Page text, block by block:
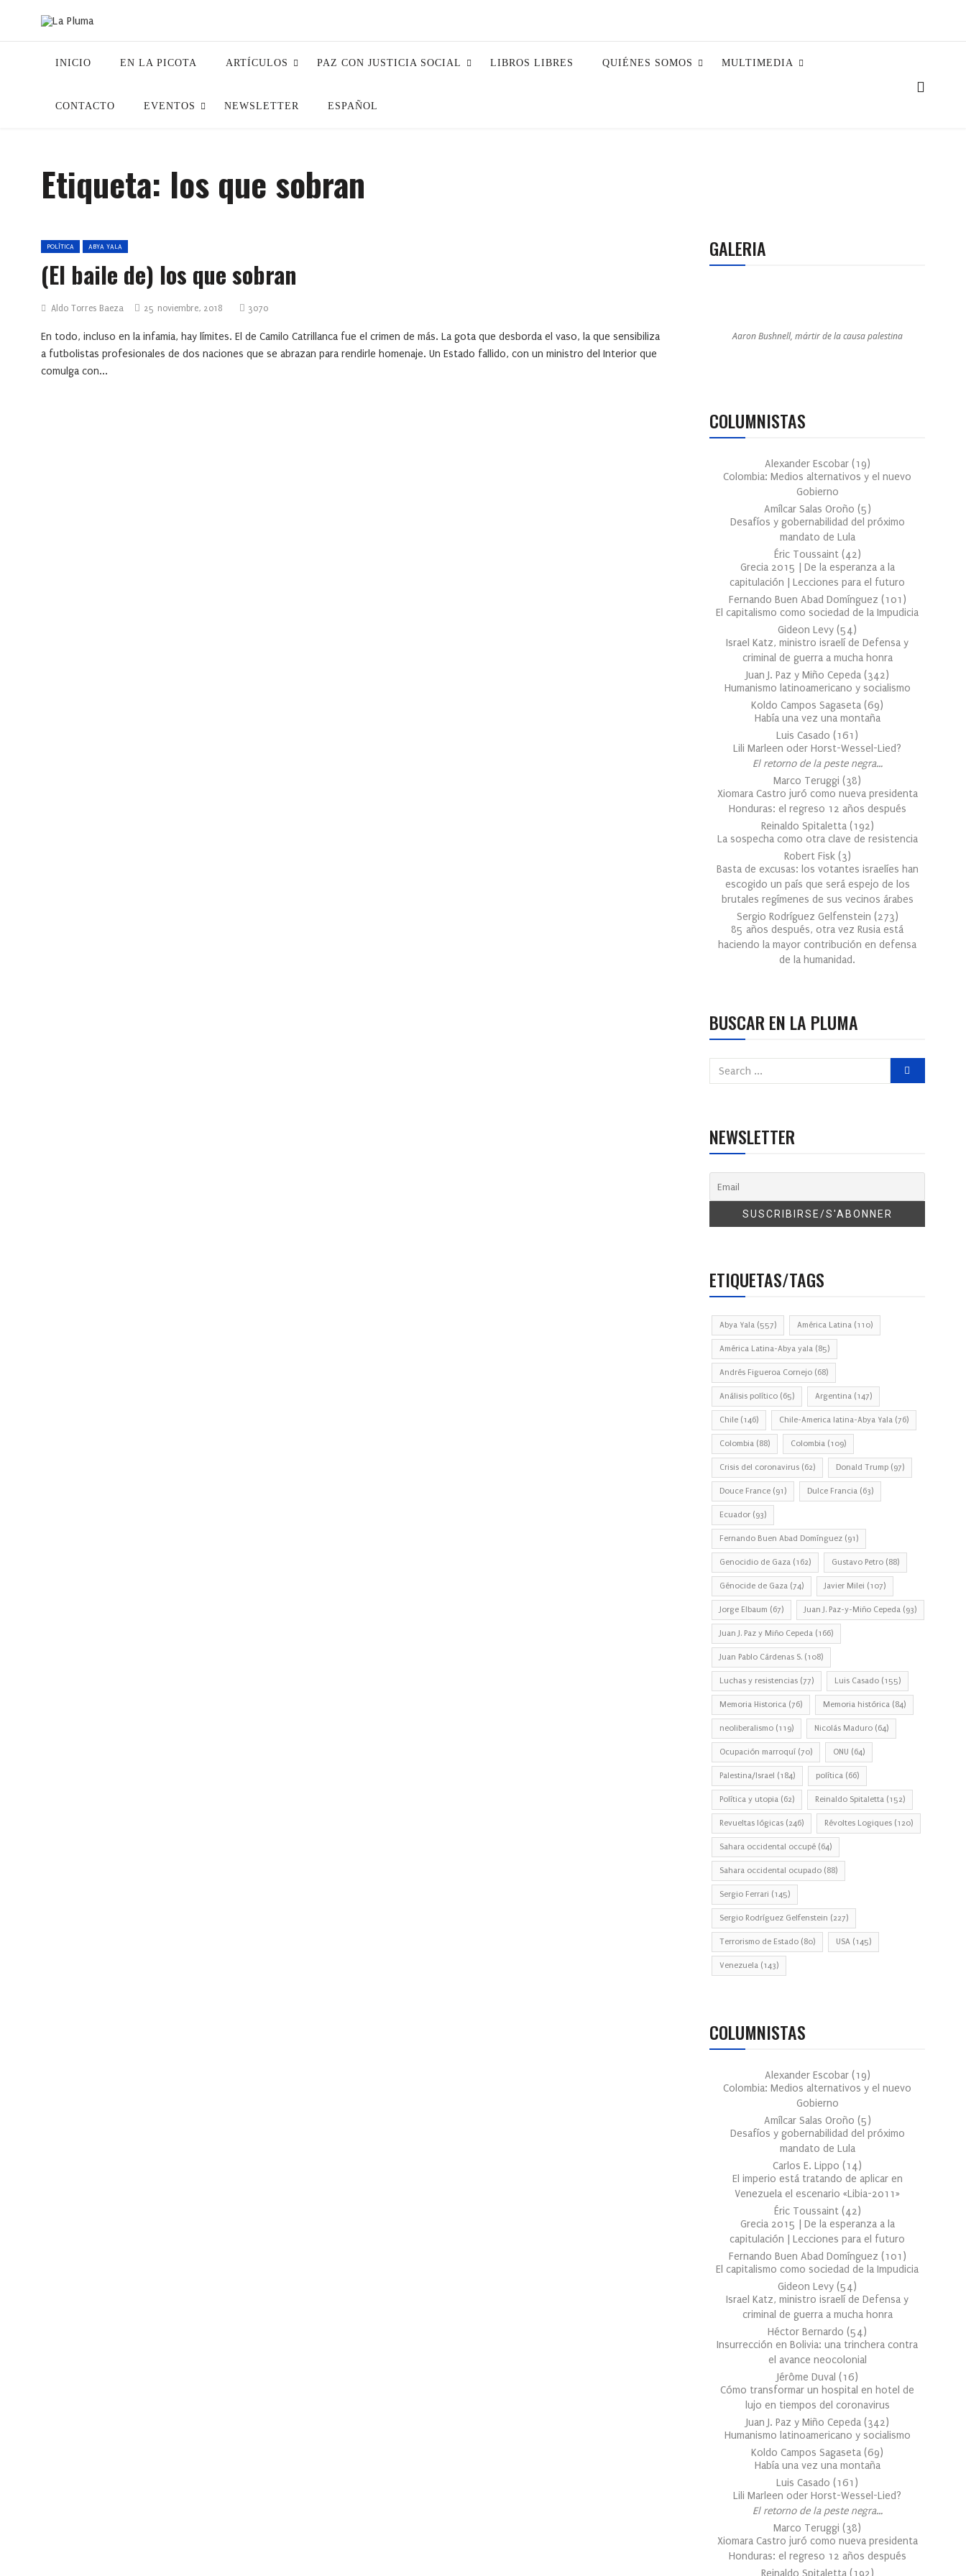
INICIO EN LA PICOTA ARTÍCULOS PAZ CON JUSTICIA SOCIAL LIBROS LIBRES QUIÉNES SOMOS MULTIMEDIA
CONTACTO EVENTOS NEWSLETTER ESPAÑOL
Etiqueta: los que sobran
POLÍTICA ABYA YALA
(El baile de) los que sobran
Aldo Torres Baeza 25 noviembre, 2018 3070
En todo, incluso en la infamia, hay límites. El de Camilo Catrillanca fue el crimen de más. La gota que desborda el vaso, la que sensibiliza
a futbolistas profesionales de dos naciones que se abrazan para rendirle homenaje. Un Estado fallido, con un ministro del Interior que
comulga con...
GALERIA
Aaron Bushnell, mártir de la causa palestina
COLUMNISTAS
Alexander Escobar (19)
Colombia: Medios alternativos y el nuevo
Gobierno
Amílcar Salas Oroño (5)
Desafíos y gobernabilidad del próximo
mandato de Lula
Éric Toussaint (42)
Grecia 2015 | De la esperanza a la
capitulación | Lecciones para el futuro
Fernando Buen Abad Domínguez (101 )
El capitalismo como sociedad de la Impudicia
Gideon Levy (54)
Israel Katz, ministro israelí de Defensa y
criminal de guerra a mucha honra
Juan J. Paz y Miño Cepeda (342)
Humanismo latinoamericano y socialismo
Koldo Campos Sagaseta (69)
Había una vez una montaña
Luis Casado (161 )
Lili Marleen oder Horst-Wessel-Lied?
El retorno de la peste negra…
Marco Teruggi (38)
Xiomara Castro juró como nueva presidenta
Honduras: el regreso 12 años después
Reinaldo Spitaletta (192)
La sospecha como otra clave de resistencia
Robert Fisk (3)
Basta de excusas: los votantes israelíes han
escogido un país que será espejo de los
brutales regímenes de sus vecinos árabes
Sergio Rodríguez Gelfenstein (273)
85 años después, otra vez Rusia está
haciendo la mayor contribución en defensa
de la humanidad.
BUSCAR EN LA PLUMA
NEWSLETTER
ETIQUETAS/TAGS
Abya Yala (557) América Latina (110)
América Latina-Abya yala (85)
Andrés Figueroa Cornejo (68)
Análisis político (65) Argentina (147)
Chile (146) Chile-America latina-Abya Yala (76)
Colombia (88) Colombia (109)
Crisis del coronavirus (62) Donald Trump (97)
Douce France (91) Dulce Francia (63)
Ecuador (93)
Fernando Buen Abad Domínguez (91)
Genocidio de Gaza (162) Gustavo Petro (88)
Génocide de Gaza (74) Javier Milei (107)
Jorge Elbaum (67) Juan J. Paz-y-Miño Cepeda (93)
Juan J. Paz y Miño Cepeda (166)
Juan Pablo Cárdenas S. (108)
Luchas y resistencias (77) Luis Casado (155)
Memoria Historica (76) Memoria histórica (84)
neoliberalismo (119) Nicolás Maduro (64)
Ocupación marroquí (70) ONU (64)
Palestina/Israel (184) política (66)
Política y utopia (62) Reinaldo Spitaletta (152)
Revueltas lógicas (246) Révoltes Logiques (120)
Sahara occidental occupé (64)
Sahara occidental ocupado (88)
Sergio Ferrari (145)
Sergio Rodríguez Gelfenstein (227)
Terrorismo de Estado (80) USA (145)
Venezuela (143)
COLUMNISTAS
Alexander Escobar (19)
Colombia: Medios alternativos y el nuevo
Gobierno
Amílcar Salas Oroño (5)
Desafíos y gobernabilidad del próximo
mandato de Lula
Carlos E. Lippo (14)
El imperio está tratando de aplicar en
Venezuela el escenario «Libia-2011»
Éric Toussaint (42)
Grecia 2015 | De la esperanza a la
capitulación | Lecciones para el futuro
Fernando Buen Abad Domínguez (101 )
El capitalismo como sociedad de la Impudicia
Gideon Levy (54)
Israel Katz, ministro israelí de Defensa y
criminal de guerra a mucha honra
Héctor Bernardo (54)
Insurrección en Bolivia: una trinchera contra
el avance neocolonial
Jérôme Duval (16)
Cómo transformar un hospital en hotel de
lujo en tiempos del coronavirus
Juan J. Paz y Miño Cepeda (342)
Humanismo latinoamericano y socialismo
Koldo Campos Sagaseta (69)
Había una vez una montaña
Luis Casado (161 )
Lili Marleen oder Horst-Wessel-Lied?
El retorno de la peste negra…
Marco Teruggi (38)
Xiomara Castro juró como nueva presidenta
Honduras: el regreso 12 años después